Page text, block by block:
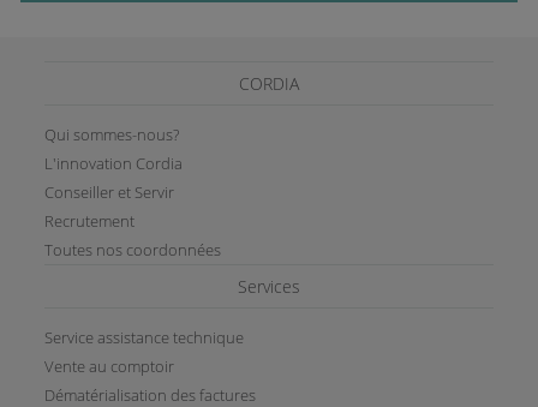
CORDIA
Qui sommes-nous?
L'innovation Cordia
Conseiller et Servir
Recrutement
Toutes nos coordonnées
Services
Service assistance technique
Vente au comptoir
Dématérialisation des factures